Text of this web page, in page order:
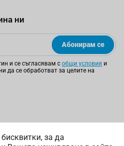
за да
ни
Абонирам се
и се съгласявам с общи условия и
да се обработват за целите на